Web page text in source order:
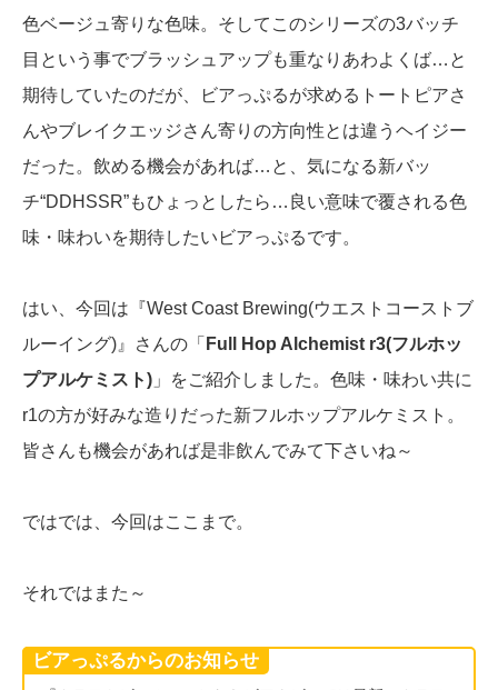
色ベージュ寄りな色味。そしてこのシリーズの3バッチ
目という事でブラッシュアップも重なりあわよくば…と
期待していたのだが、ビアっぷるが求めるトートピアさ
んやブレイクエッジさん寄りの方向性とは違うヘイジー
だった。飲める機会があれば…と、気になる新バッ
チ“DDHSSR”もひょっとしたら…良い意味で覆される色
味・味わいを期待したいビアっぷるです。
はい、今回は『West Coast Brewing(ウエストコーストブ
ルーイング)』さんの「 Full Hop Alchemist r3(フルホッ
プアルケミスト) 」をご紹介しました。色味・味わい共に
r1の方が好みな造りだった新フルホップアルケミスト。
皆さんも機会があれば是非飲んでみて下さいね～
ではでは、今回はここまで。
それではまた～
ビアっぷるからのお知らせ